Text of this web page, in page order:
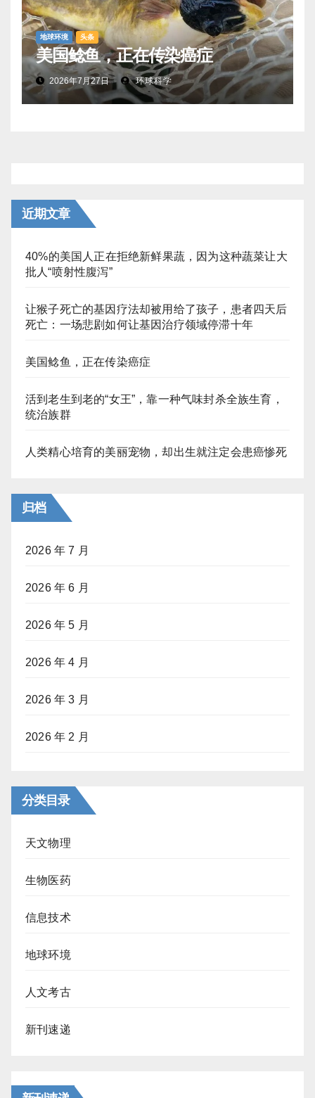
地球环境 头条
美国鲶鱼，正在传染癌症
2026年7月27日 环球科学
近期文章
40%的美国人正在拒绝新鲜果蔬，因为这种蔬菜让大
批人“喷射性腹泻”
让猴子死亡的基因疗法却被用给了孩子，患者四天后
死亡：一场悲剧如何让基因治疗领域停滞十年
美国鲶鱼，正在传染癌症
活到老生到老的“女王”，靠一种气味封杀全族生育，
统治族群
人类精心培育的美丽宠物，却出生就注定会患癌惨死
归档
2026 年 7 月
2026 年 6 月
2026 年 5 月
2026 年 4 月
2026 年 3 月
2026 年 2 月
分类目录
天文物理
生物医药
信息技术
地球环境
人文考古
新刊速递